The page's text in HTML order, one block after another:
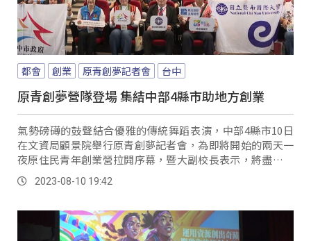
都會 創業 原青創夢記者會 台中
原青創夢營隊登場 集結中部4縣市助地方創業
氣勢磅礡的鼓聲結合優雅的傳統舞蹈表演，中部4縣市10日
在文資局顧景院舉行原青創夢記者會，為即將開始的兩天一
夜原住民青年創業營拉開序幕，暨大副校長表示，將盡全力
支持與協助原民青年追逐夢想。
2023-08-10 19:42